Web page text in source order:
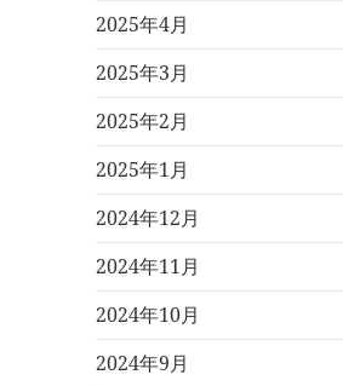
2025年4月
2025年3月
2025年2月
2025年1月
2024年12月
2024年11月
2024年10月
2024年9月